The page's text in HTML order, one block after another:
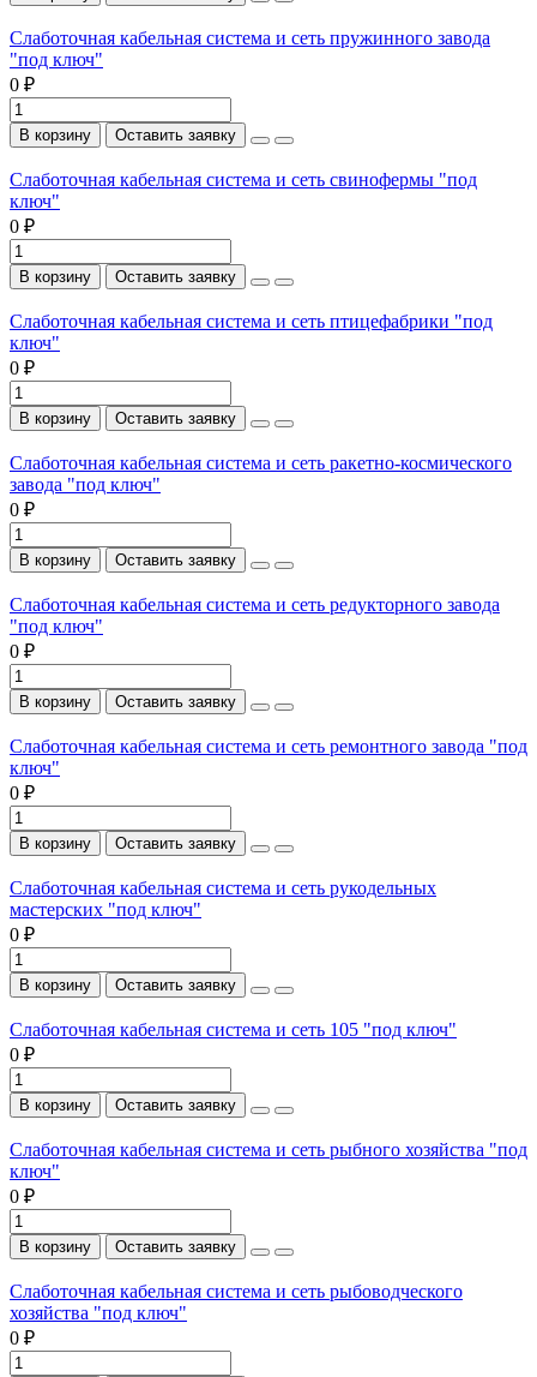
Слаботочная кабельная система и сеть пружинного завода
"под ключ"
0 ₽
В корзину Оставить заявку
Слаботочная кабельная система и сеть свинофермы "под
ключ"
0 ₽
В корзину Оставить заявку
Слаботочная кабельная система и сеть птицефабрики "под
ключ"
0 ₽
В корзину Оставить заявку
Слаботочная кабельная система и сеть ракетно-космического
завода "под ключ"
0 ₽
В корзину Оставить заявку
Слаботочная кабельная система и сеть редукторного завода
"под ключ"
0 ₽
В корзину Оставить заявку
Слаботочная кабельная система и сеть ремонтного завода "под
ключ"
0 ₽
В корзину Оставить заявку
Слаботочная кабельная система и сеть рукодельных
мастерских "под ключ"
0 ₽
В корзину Оставить заявку
Слаботочная кабельная система и сеть 105 "под ключ"
0 ₽
В корзину Оставить заявку
Слаботочная кабельная система и сеть рыбного хозяйства "под
ключ"
0 ₽
В корзину Оставить заявку
Слаботочная кабельная система и сеть рыбоводческого
хозяйства "под ключ"
0 ₽